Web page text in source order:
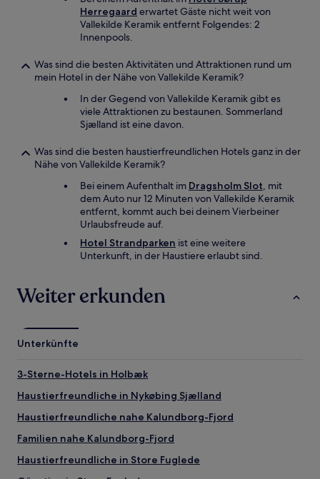
Herregaard erwartet Gäste nicht weit von
Vallekilde Keramik entfernt Folgendes: 2
Innenpools.
Was sind die besten Aktivitäten und Attraktionen rund um
mein Hotel in der Nähe von Vallekilde Keramik?
In der Gegend von Vallekilde Keramik gibt es
viele Attraktionen zu bestaunen. Sommerland
Sjælland ist eine davon.
Was sind die besten haustierfreundlichen Hotels ganz in der
Nähe von Vallekilde Keramik?
Bei einem Aufenthalt im Dragsholm Slot, mit
dem Auto nur 12 Minuten von Vallekilde Keramik
entfernt, kommt auch bei deinem Vierbeiner
Urlaubsfreude auf.
Hotel Strandparken ist eine weitere
Unterkunft, in der Haustiere erlaubt sind.
Weiter erkunden
Unterkünfte
3-Sterne-Hotels in Holbæk
Haustierfreundliche in Nykøbing Sjælland
Haustierfreundliche nahe Kalundborg-Fjord
Familien nahe Kalundborg-Fjord
Haustierfreundliche in Store Fuglede